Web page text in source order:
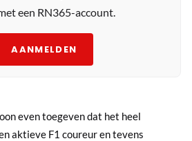
een RN365-account.
AANMELDEN
even toegeven dat het heel
aktieve F1 coureur en tevens